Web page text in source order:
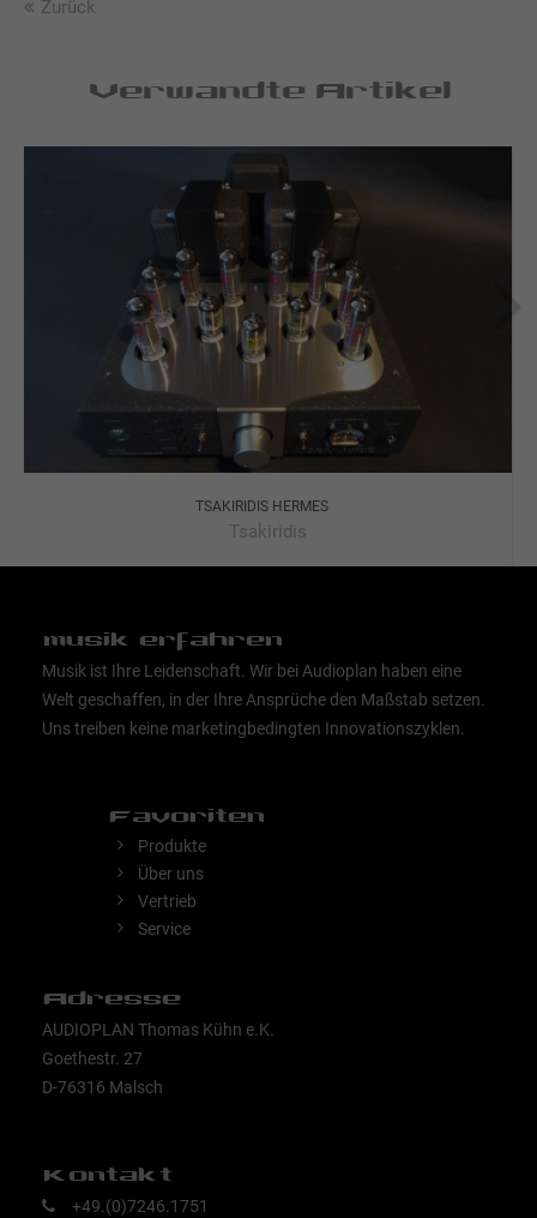
Zurück
Verwandte Artikel
TSAKIRIDIS HERMES
Tsakiridis
musik erfahren
Musik ist Ihre Leidenschaft. Wir bei Audioplan haben eine
Welt geschaffen, in der Ihre Ansprüche den Maßstab setzen.
Uns treiben keine marketingbedingten Innovationszyklen.
Favoriten
Produkte
Über uns
Vertrieb
Service
Adresse
AUDIOPLAN Thomas Kühn e.K.
Goethestr. 27
D-76316 Malsch
Kontakt
+49.(0)7246.1751